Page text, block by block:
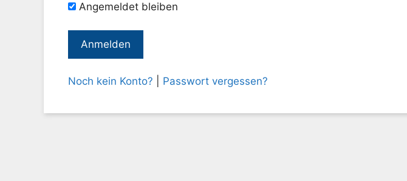
Angemeldet bleiben
Noch kein Konto? Passwort vergessen?